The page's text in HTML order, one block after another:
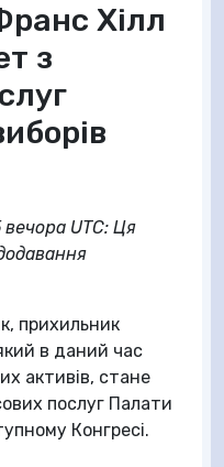
Хілл
з
вечора UTC: Ця
прихильник
в даний час
активів, стане
послуг Палати
Конгресі.